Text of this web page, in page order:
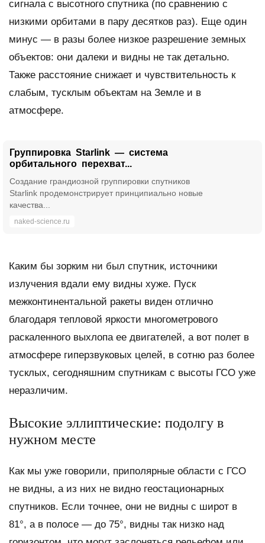
сигнала с высотного спутника (по сравнению с
низкими орбитами в пару десятков раз). Еще один
минус — в разы более низкое разрешение земных
объектов: они далеки и видны не так детально.
Также расстояние снижает и чувствительность к
слабым, тусклым объектам на Земле и в
атмосфере.
Группировка Starlink — система
орбитального перехват...
Создание грандиозной группировки спутников
Starlink продемонстрирует принципиально новые
качества...
naked-science.ru
Каким бы зорким ни был спутник, источники
излучения вдали ему видны хуже. Пуск
межконтинентальной ракеты виден отлично
благодаря тепловой яркости многометрового
раскаленного выхлопа ее двигателей, а вот полет в
атмосфере гиперзвуковых целей, в сотню раз более
тусклых, сегодняшним спутникам с высоты ГСО уже
неразличим.
Высокие эллиптические: подолгу в
нужном месте
Как мы уже говорили, приполярные области с ГСО
не видны, а из них не видно геостационарных
спутников. Если точнее, они не видны с широт в
81°, а в полосе — до 75°, видны так низко над